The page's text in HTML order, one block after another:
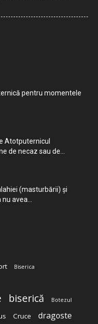
pentru momentele
Atotputernicul
de necaz sau de...
(masturbării) şi
avea...
Biserica
biserică Botezul
Cruce dragoste